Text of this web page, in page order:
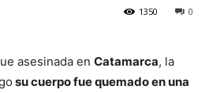
0
1350
asesinada en Catamarca, la
su cuerpo fue quemado en una